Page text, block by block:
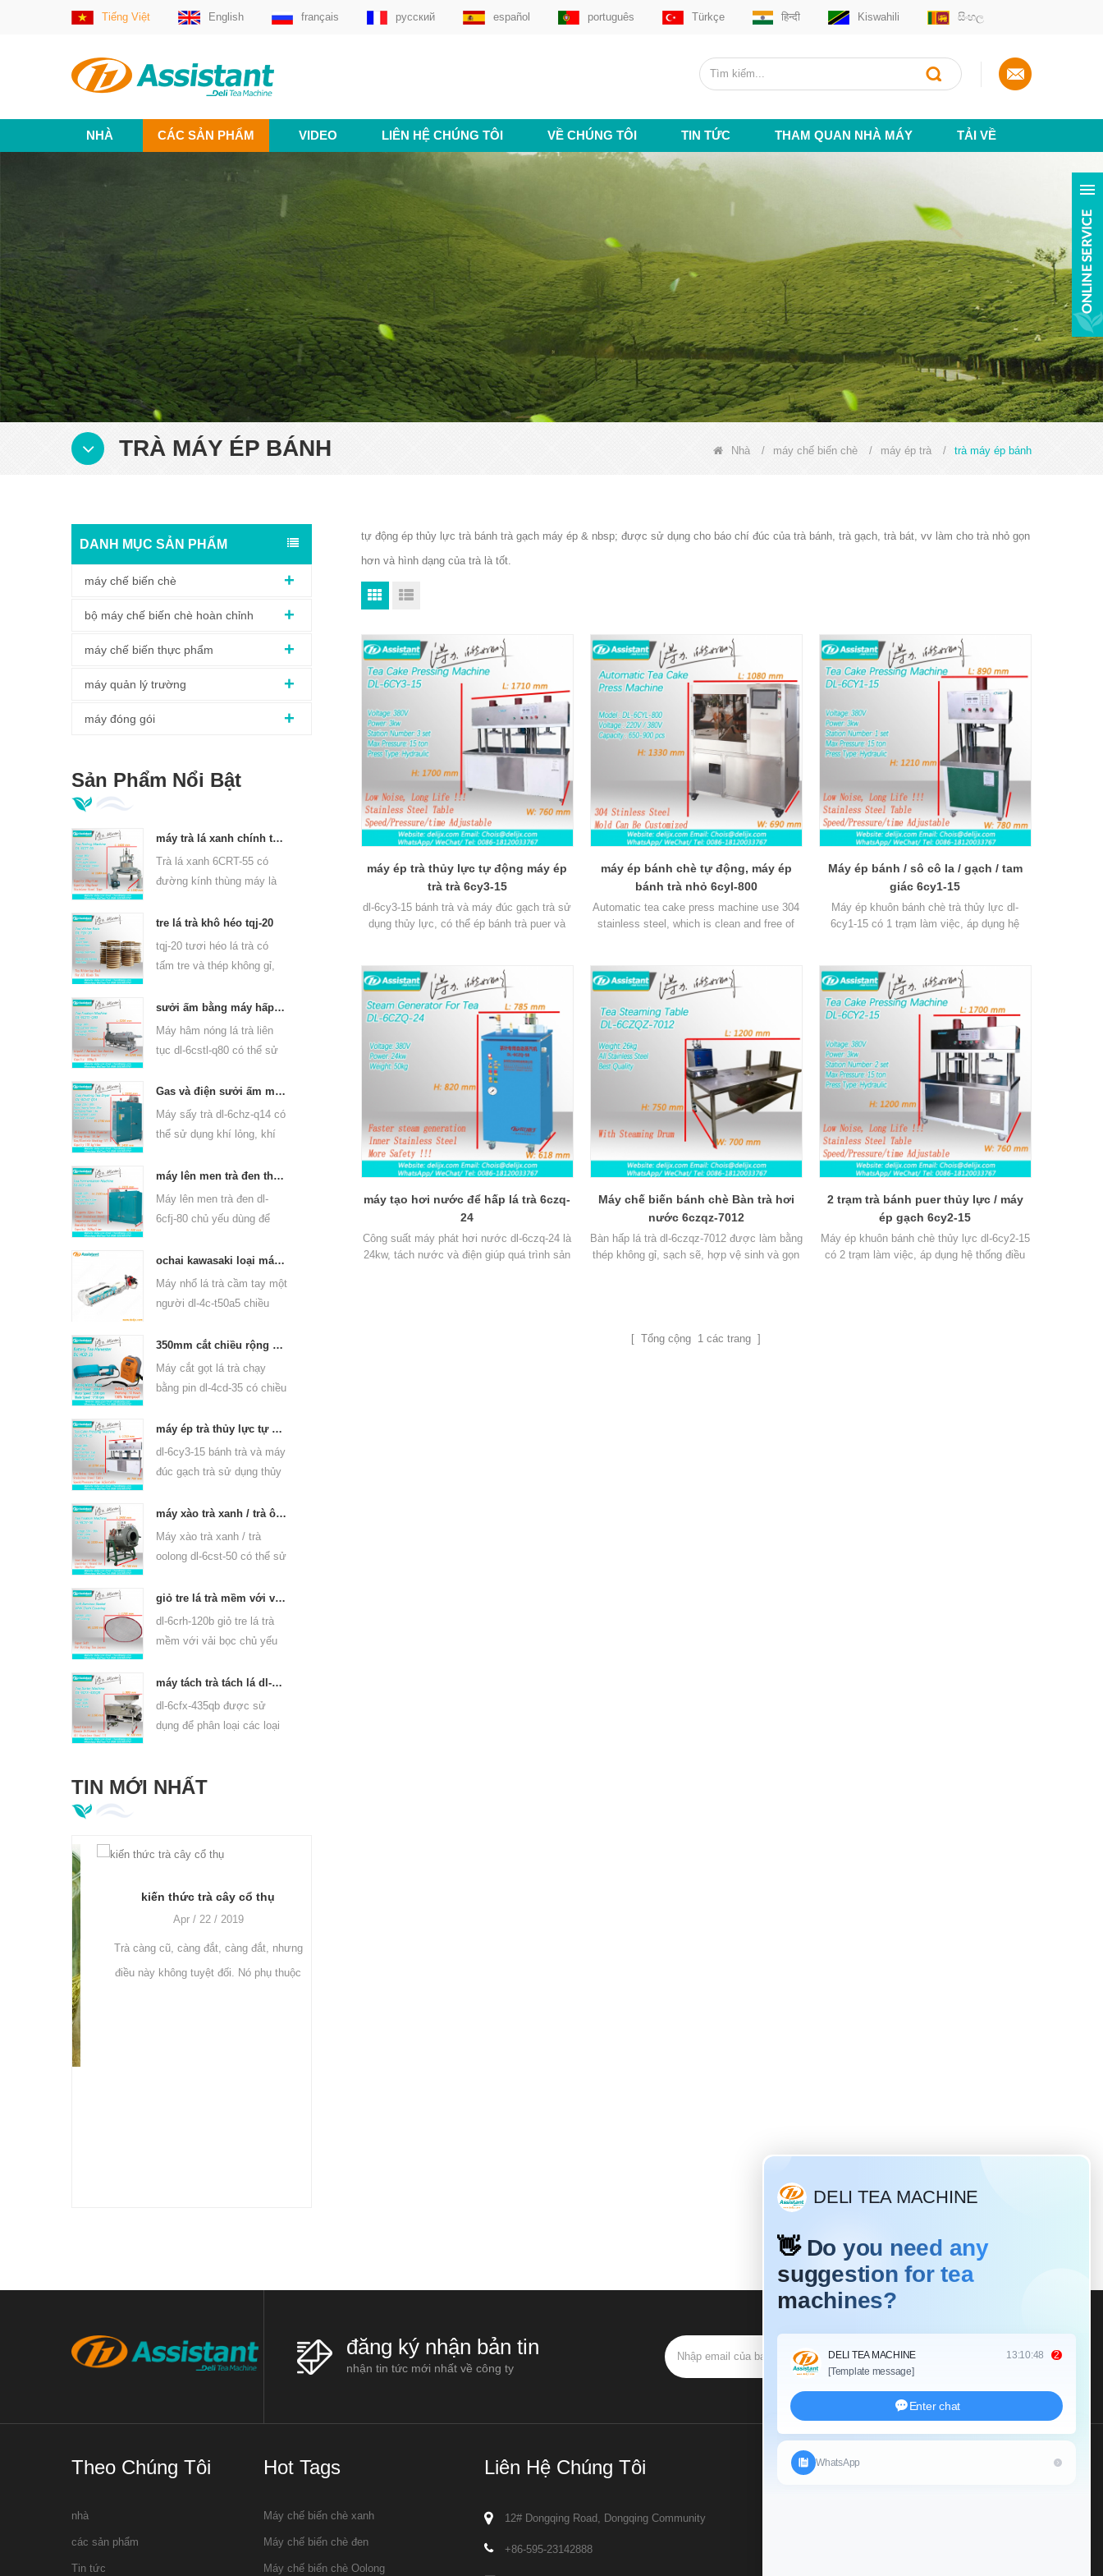
Tiếng Việt English français русский español português Türkçe हिन्दी Kiswahili සිංහල
NHÀ CÁC SẢN PHẨM VIDEO LIÊN HỆ CHÚNG TÔI VỀ CHÚNG TÔI TIN TỨC THAM QUAN NHÀ MÁY TẢI VỀ
TRÀ MÁY ÉP BÁNH Nhà / máy chế biến chè / máy ép trà / trà máy ép bánh
DANH MỤC SẢN PHẨM
máy chế biến chè
bộ máy chế biến chè hoàn chỉnh
máy chế biến thực phẩm
máy quản lý trường
máy đóng gói
Sản Phẩm Nổi Bật
máy trà lá xanh chính thống 6crt-55
Trà lá xanh 6CRT-55 có
đường kính thùng máy là
suất là 75kg / giờ
tre lá trà khô héo tqj-20
tqj-20 tươi héo lá trà có
tấm tre và thép không gỉ,
các loại trà.
sưởi ấm bằng máy hấp lá trà liên tục cho các loại trà 6cstl-q80
Máy hâm nóng lá trà liên
tục dl-6cstl-q80 có thể sử
chẳng hạn như trà xanh,
trà ô long và các loại khác.
Gas và điện sưởi ấm máy sấy lá trà xanh 6chz-q14
Máy sấy trà dl-6chz-q14 có
thể sử dụng khí lỏng, khí
làm khô tất cả các loại trà,
như trà xanh, trà đen, trà ô
long, v.v.
máy lên men trà đen thông minh 6cfj-80
Máy lên men trà đen dl-
6cfj-80 chủ yếu dùng để
lên men tốt hơn.
ochai kawasaki loại máy cầm tay hái lá trà một người đàn ông 4c-t50a5
Máy nhổ lá trà cầm tay một
người dl-4c-t50a5 chiều
500mm, 600mm, sử dụng
động cơ xăng huasheng
1e34f.
350mm cắt chiều rộng chạy bằng pin máy trà lá trà tuốt 4cd-35
Máy cắt gọt lá trà chạy
bằng pin dl-4cd-35 có chiều
dụng pin lithium ba lô hoặc
pin axit chì.
máy ép trà thủy lực tự động máy ép trà trà 6cy3-15
dl-6cy3-15 bánh trà và máy
đúc gạch trà sử dụng thủy
puer và bánh trà và gạch
trà khác.
máy xào trà xanh / trà ô long thiết bị panner 6cst-50
Máy xào trà xanh / trà
oolong dl-6cst-50 có thể sử
kính trong 50 cm, nhiệt độ
cao nhất có thể là 350oC,
nó có thể chế biến 25kg trà
giỏ tre lá trà mềm với vải che cho 6crh-120b
dl-6crh-120b giỏ tre lá trà
mềm với vải bọc chủ yếu
bảo quản trà tạm thời, &
nbsp; dễ dàng chuyển trà
giữa mỗi quy trình chế
máy tách trà tách lá dl-6cfx-435qb
dl-6cfx-435qb được sử
dụng để phân loại các loại
thông số kỹ thuật khác
TIN MỚI NHẤT
kiến thức trà cây cổ thụ
Apr / 22 / 2019
Trà càng cũ, càng đắt, càng đắt, nhưng
điều này không tuyệt đối. Nó phụ thuộc
tự động ép thủy lực trà bánh trà gạch máy ép & nbsp; được sử dụng cho báo chí đúc của trà bánh, trà gạch, trà bát, vv làm cho trà nhỏ gọn
hơn và hình dạng của trà là tốt.
máy ép trà thủy lực tự động máy ép
trà trà 6cy3-15
dl-6cy3-15 bánh trà và máy đúc gạch trà sử
dụng thủy lực, có thể ép bánh trà puer và
máy ép bánh chè tự động, máy ép
bánh trà nhỏ 6cyl-800
Automatic tea cake press machine use 304
stainless steel, which is clean and free of
Máy ép bánh / sô cô la / gạch / tam
giác 6cy1-15
Máy ép khuôn bánh chè trà thủy lực dl-
6cy1-15 có 1 trạm làm việc, áp dụng hệ
máy tạo hơi nước để hấp lá trà 6czq-
24
Công suất máy phát hơi nước dl-6czq-24 là
24kw, tách nước và điện giúp quá trình sản
Máy chế biến bánh chè Bàn trà hơi
nước 6czqz-7012
Bàn hấp lá trà dl-6czqz-7012 được làm bằng
thép không gỉ, sạch sẽ, hợp vệ sinh và gọn
2 trạm trà bánh puer thủy lực / máy
ép gạch 6cy2-15
Máy ép khuôn bánh chè thủy lực dl-6cy2-15
có 2 trạm làm việc, áp dụng hệ thống điều
[ Tổng cộng 1 các trang ]
đăng ký nhận bản tin
nhận tin tức mới nhất về công ty
ĐĂNG KÝ
Theo Chúng Tôi
nhà
các sản phẩm
Tin tức
Hot Tags
Máy chế biến chè xanh
Máy chế biến chè đen
Máy chế biến chè Oolong
Liên Hệ Chúng Tôi
12# Dongqing Road, Dongqing Community
+86-595-23142888
Gửi Cho Chúng Tôi Một